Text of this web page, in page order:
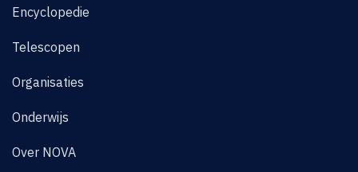
Encyclopedie
Telescopen
Organisaties
Onderwijs
Over NOVA